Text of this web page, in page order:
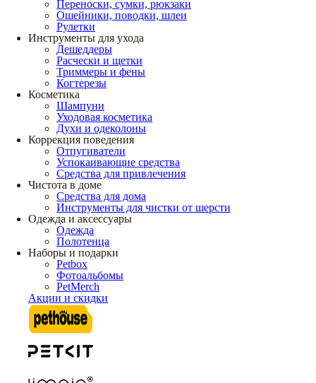
Переноски, сумки, рюкзаки
Ошейники, поводки, шлеи
Рулетки
Инструменты для ухода
Дешеддеры
Расчески и щетки
Триммеры и фены
Когтерезы
Косметика
Шампуни
Уходовая косметика
Духи и одеколоны
Коррекция поведения
Отпугиватели
Успокаивающие средства
Средства для привлечения
Чистота в доме
Средства для дома
Инструменты для чистки от шерсти
Одежда и аксессуары
Одежда
Полотенца
Наборы и подарки
Petbox
Фотоальбомы
PetMerch
Акции и скидки